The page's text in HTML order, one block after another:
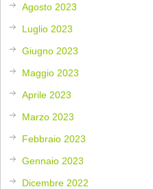
Agosto 2023
Luglio 2023
Giugno 2023
Maggio 2023
Aprile 2023
Marzo 2023
Febbraio 2023
Gennaio 2023
Dicembre 2022